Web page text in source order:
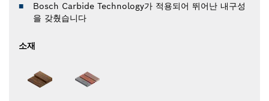
Bosch Carbide Technology가 적용되어 뛰어난 내구성
을 갖췄습니다
소재